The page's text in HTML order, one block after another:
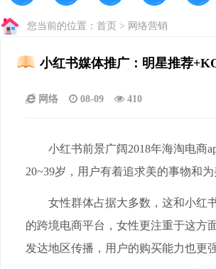
您当前的位置： 首页 > 网络营销
小红书媒体推广：明星推荐
网络 08-09 410
小红书前景广阔2018年海淘电商
20~39岁，用户有着追求美的事物和
女性群体占据大多数，这和小红书
的跨境电商平台，女性更注重于这方
发达地区传播，用户的购买能力也更强